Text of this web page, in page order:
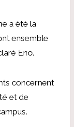
a été la
ensemble
Eno.
concernent
et de